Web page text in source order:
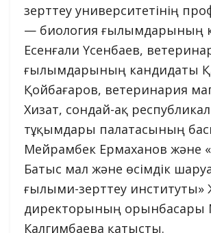
зерттеу университетінің
— биология ғылымдарының
Есенғали Үсенбаев,
ғылымдарының кандидаты
Қойбағаров, ветеринария
Хизат, сондай-ақ
тұқымдары палатасының
Мейрамбек Ермаханов және
Батыс мал және өсімдік
ғылыми-зерттеу
директорының орынбасары
Калгимбаева қатысты.